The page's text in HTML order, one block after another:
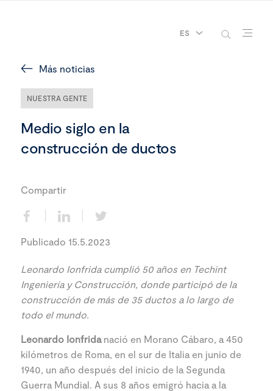
ES
Más noticias
NUESTRA GENTE
Medio siglo en la
construcción de ductos
Compartir
Publicado 15.5.2023
Leonardo Ionfrida cumplió 50 años en Techint
Ingeniería y Construcción, donde participó de la
construcción de más de 35 ductos a lo largo de
todo el mundo.
Leonardo Ionfridanació en Morano Cábaro, a 450
kilómetros de Roma, en el sur de Italia en junio de
1940, un año después del inicio de la Segunda
Guerra Mundial. A sus 8 años emigró hacia a la